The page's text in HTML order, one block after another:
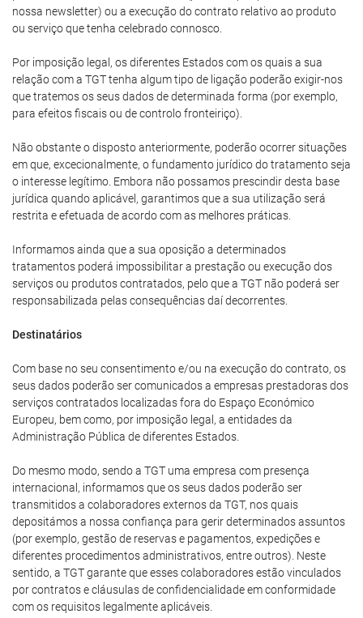
nossa newsletter) ou a execução do contrato relativo ao produto
ou serviço que tenha celebrado connosco.
Por imposição legal, os diferentes Estados com os quais a sua
relação com a TGT tenha algum tipo de ligação poderão exigir-nos
que tratemos os seus dados de determinada forma (por exemplo,
para efeitos fiscais ou de controlo fronteiriço).
Não obstante o disposto anteriormente, poderão ocorrer situações
em que, excecionalmente, o fundamento jurídico do tratamento seja
o interesse legítimo. Embora não possamos prescindir desta base
jurídica quando aplicável, garantimos que a sua utilização será
restrita e efetuada de acordo com as melhores práticas.
Informamos ainda que a sua oposição a determinados
tratamentos poderá impossibilitar a prestação ou execução dos
serviços ou produtos contratados, pelo que a TGT não poderá ser
responsabilizada pelas consequências daí decorrentes.
Destinatários
Com base no seu consentimento e/ou na execução do contrato, os
seus dados poderão ser comunicados a empresas prestadoras dos
serviços contratados localizadas fora do Espaço Económico
Europeu, bem como, por imposição legal, a entidades da
Administração Pública de diferentes Estados.
Do mesmo modo, sendo a TGT uma empresa com presença
internacional, informamos que os seus dados poderão ser
transmitidos a colaboradores externos da TGT, nos quais
depositámos a nossa confiança para gerir determinados assuntos
(por exemplo, gestão de reservas e pagamentos, expedições e
diferentes procedimentos administrativos, entre outros). Neste
sentido, a TGT garante que esses colaboradores estão vinculados
por contratos e cláusulas de confidencialidade em conformidade
com os requisitos legalmente aplicáveis.